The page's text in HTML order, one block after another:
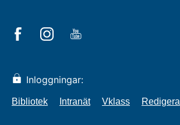
Inloggningar:
Bibliotek Intranät Vklass Redigera